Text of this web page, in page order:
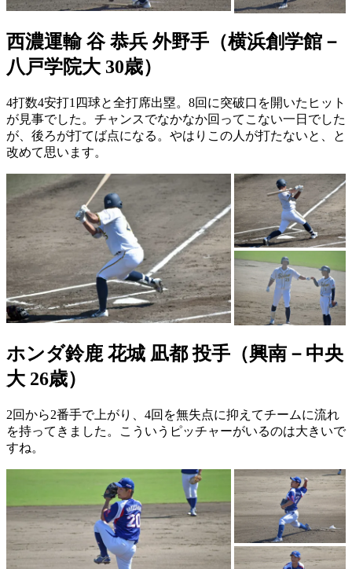
西濃運輸 谷 恭兵 外野手（横浜創学館－
八戸学院大 30歳）
4打数4安打1四球と全打席出塁。8回に突破口を開いたヒット
が見事でした。チャンスでなかなか回ってこない一日でした
が、後ろが打てば点になる。やはりこの人が打たないと、と
改めて思います。
ホンダ鈴鹿 花城 凪都 投手（興南－中央
大 26歳）
2回から2番手で上がり、4回を無失点に抑えてチームに流れ
を持ってきました。こういうピッチャーがいるのは大きいで
すね。